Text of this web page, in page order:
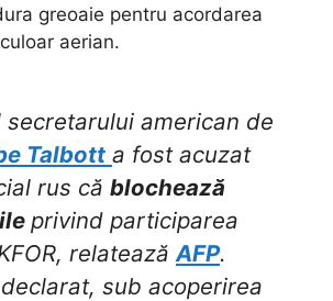
greoaie pentru acordarea
aerian.
secretarului american de
Talbott a fost acuzat
rus că blochează
privind participarea
relateazăAFP.
sub acoperirea